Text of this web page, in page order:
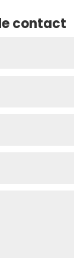
contact